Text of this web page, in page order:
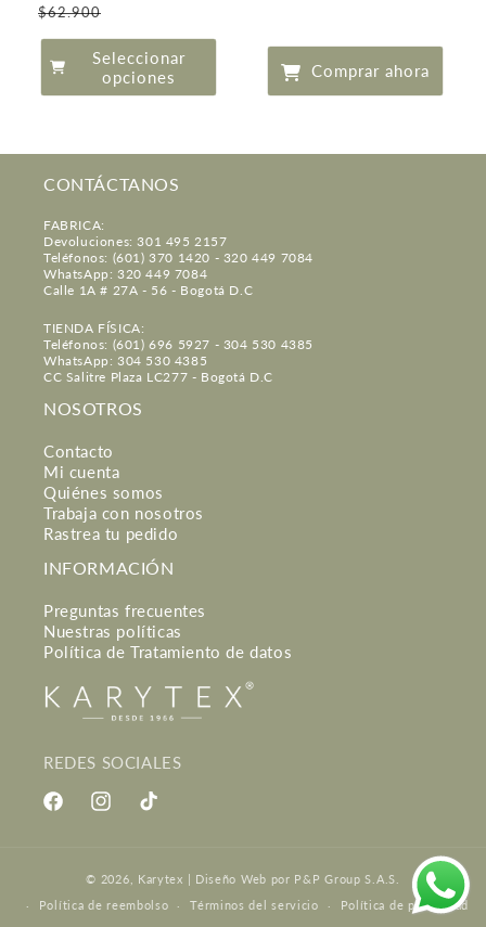
$62.900
de
oferta
Seleccionar
opciones
Comprar ahora
CONTÁCTANOS
FABRICA:
Devoluciones: 301 495 2157
Teléfonos: (601) 370 1420 - 320 449 7084
WhatsApp: 320 449 7084
Calle 1A # 27A - 56 - Bogotá D.C
TIENDA FÍSICA:
Teléfonos: (601) 696 5927 - 304 530 4385
WhatsApp: 304 530 4385
CC Salitre Plaza LC277 - Bogotá D.C
NOSOTROS
Contacto
Mi cuenta
Quiénes somos
Trabaja con nosotros
Rastrea tu pedido
INFORMACIÓN
Preguntas frecuentes
Nuestras políticas
Política de Tratamiento de datos
REDES SOCIALES
FacebookInstagramTikTok
Formas
de
© 2026, Karytex Diseño Web por P&P Group S.A.S.
Política de reembolso
Términos del servicio Política de privacidad